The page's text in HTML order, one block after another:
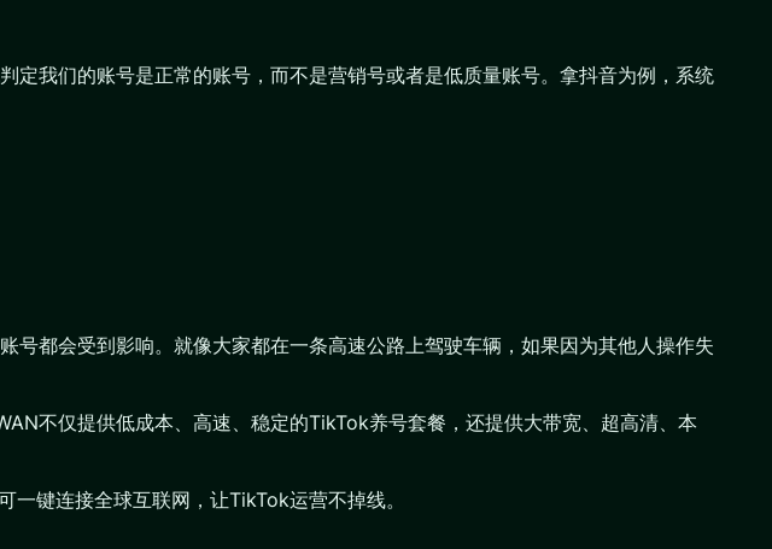
我们的账号是正常的账号，而不是营销号或者是低质量账号。拿抖音为例，系统
都会受到影响。就像大家都在一条高速公路上驾驶车辆，如果因为其他人操作失
不仅提供低成本、高速、稳定的TikTok养号套餐，还提供大带宽、超高清、本
键连接全球互联网，让TikTok运营不掉线。